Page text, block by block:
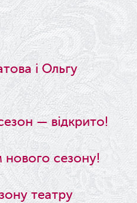
і Ольгу
— відкрито!
нового сезону!
театру